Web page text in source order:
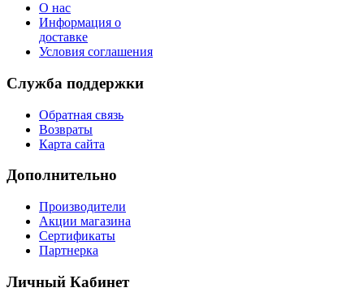
О нас
Информация о
доставке
Условия соглашения
Служба поддержки
Обратная связь
Возвраты
Карта сайта
Дополнительно
Производители
Акции магазина
Сертификаты
Партнерка
Личный Кабинет